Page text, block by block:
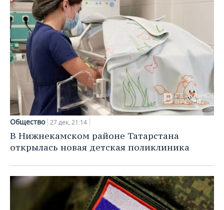
Общество 27 дек, 21:14
В Нижнекамском районе Татарстана
открылась новая детская поликлиника